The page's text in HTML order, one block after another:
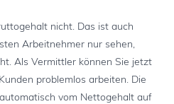
nicht. Das ist auch
Arbeitnehmer nur sehen,
Als Vermittler können Sie jetzt
problemlos arbeiten. Die
vom Nettogehalt auf